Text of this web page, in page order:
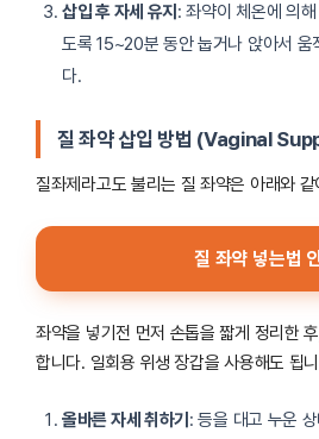
삽입 후 자세 유지 : 좌약이 체온에 의
도록 15~20분 동안 눕거나 앉아서 움
다.
질 좌약 삽입 방법 (Vaginal
질좌제라고도 불리는 질 좌약은 아래와
질 좌약 넣는법
좌약을 넣기전 먼저 손톱을 짧게 정리한
합니다. 일회용 위생 장갑을 사용해도 됩
올바른 자세 취하기 : 등을 대고 누운